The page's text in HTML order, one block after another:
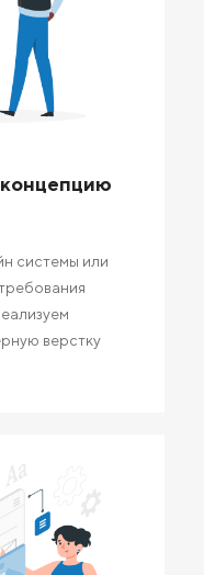
системы или
верстку